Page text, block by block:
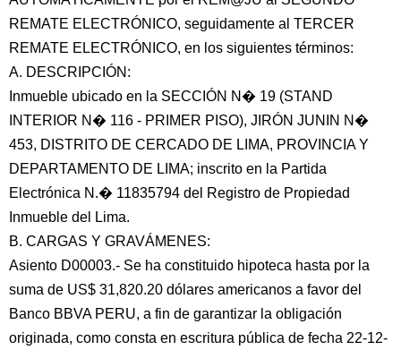
REMATE ELECTRÓNICO, seguidamente al TERCER
REMATE ELECTRÓNICO, en los siguientes términos:
A. DESCRIPCIÓN:
Inmueble ubicado en la SECCIÓN N� 19 (STAND
INTERIOR N� 116 - PRIMER PISO), JIRÓN JUNIN N�
453, DISTRITO DE CERCADO DE LIMA, PROVINCIA Y
DEPARTAMENTO DE LIMA; inscrito en la Partida
Electrónica N.� 11835794 del Registro de Propiedad
Inmueble del Lima.
B. CARGAS Y GRAVÁMENES:
Asiento D00003.- Se ha constituido hipoteca hasta por la
suma de US$ 31,820.20 dólares americanos a favor del
Banco BBVA PERU, a fin de garantizar la obligación
originada, como consta en escritura pública de fecha 22-12-